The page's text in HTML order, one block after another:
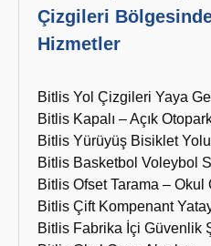
Çizgileri
Hizmetler
Bitlis Yol Çizgileri Yaya
Bitlis Kapalı – Açık
Bitlis Yürüyüş Bisiklet Yolu
Bitlis Basketbol Voleybol
Bitlis Ofset Tarama – Okul
Bitlis Çift Kompenant
Bitlis Fabrika İçi Güvenlik